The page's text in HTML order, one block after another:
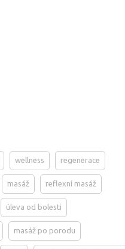
wellness regenerace
masáž reflexní masáž
úleva od bolesti
masáž po porodu